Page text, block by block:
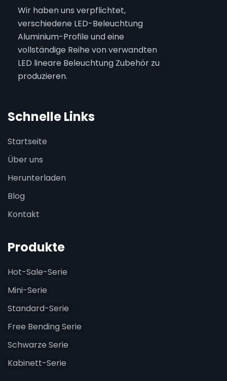
Wir haben uns verpflichtet,
verschiedene LED-Beleuchtung
Aluminium-Profile und eine
vollständige Reihe von verwandten
LED lineare Beleuchtung Zubehör zu
produzieren.
Schnelle Links
Startseite
Über uns
Herunterladen
Blog
Kontakt
Produkte
Hot-Sale-Serie
Mini-Serie
Standard-Serie
Free Bending Serie
Schwarze Serie
Kabinett-Serie